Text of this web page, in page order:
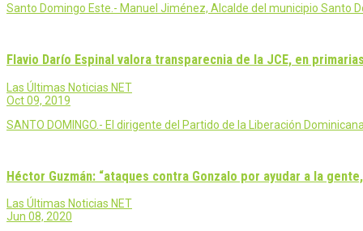
Santo Domingo Este.- Manuel Jiménez, Alcalde del municipio Santo
Flavio Darío Espinal valora transparecnia de la JCE, en
Las Últimas Noticias NET
Oct 09, 2019
SANTO DOMINGO.- El dirigente del Partido de la Liberación
Héctor Guzmán: “ataques contra Gonzalo por ayudar a la
Las Últimas Noticias NET
Jun 08, 2020